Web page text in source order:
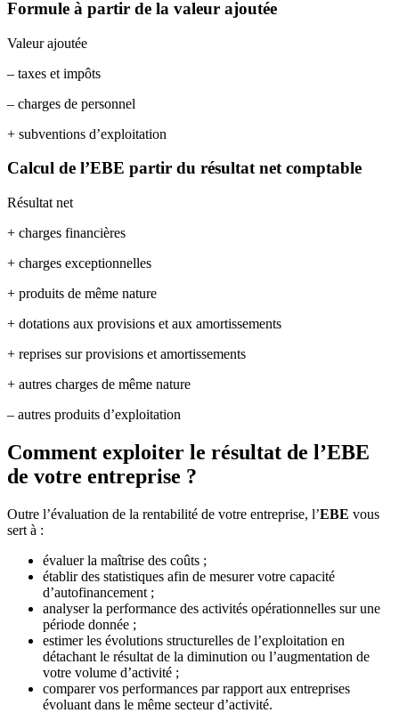
Formule à partir de la valeur ajoutée
Valeur ajoutée
– taxes et impôts
– charges de personnel
+ subventions d’exploitation
Calcul de l’EBE partir du résultat net comptable
Résultat net
+ charges financières
+ charges exceptionnelles
+ produits de même nature
+ dotations aux provisions et aux amortissements
+ reprises sur provisions et amortissements
+ autres charges de même nature
– autres produits d’exploitation
Comment exploiter le résultat de l’EBE
de votre entreprise ?
Outre l’évaluation de la rentabilité de votre entreprise, l’EBE vous
sert à :
évaluer la maîtrise des coûts ;
établir des statistiques afin de mesurer votre capacité
d’autofinancement ;
analyser la performance des activités opérationnelles sur une
période donnée ;
estimer les évolutions structurelles de l’exploitation en
détachant le résultat de la diminution ou l’augmentation de
votre volume d’activité ;
comparer vos performances par rapport aux entreprises
évoluant dans le même secteur d’activité.